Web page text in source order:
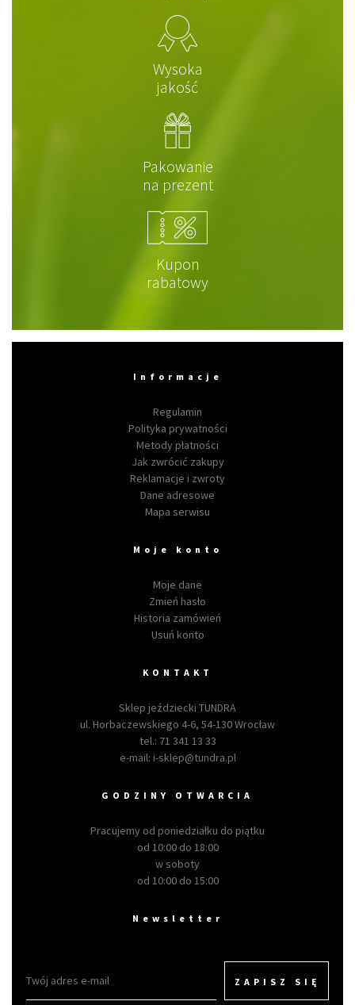
Wysoka
jakość
Pakowanie
na prezent
Kupon
rabatowy
Informacje
Regulamin
Polityka prywatności
Metody płatności
Jak zwrócić zakupy
Reklamacje i zwroty
Dane adresowe
Mapa serwisu
Moje konto
Moje dane
Zmień hasło
Historia zamówień
Usuń konto
KONTAKT
Sklep jeździecki TUNDRA
ul. Horbaczewskiego 4-6, 54-130 Wrocław
tel.: 71 341 13 33
e-mail: i-sklep@tundra.pl
GODZINY OTWARCIA
Pracujemy od poniedziałku do piątku
od 10:00 do 18:00
w soboty
od 10:00 do 15:00
Newsletter
ZAPISZ SIĘ